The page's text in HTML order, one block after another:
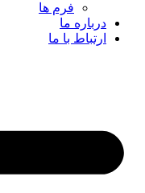
فرم ها
درباره ما
ارتباط با ما